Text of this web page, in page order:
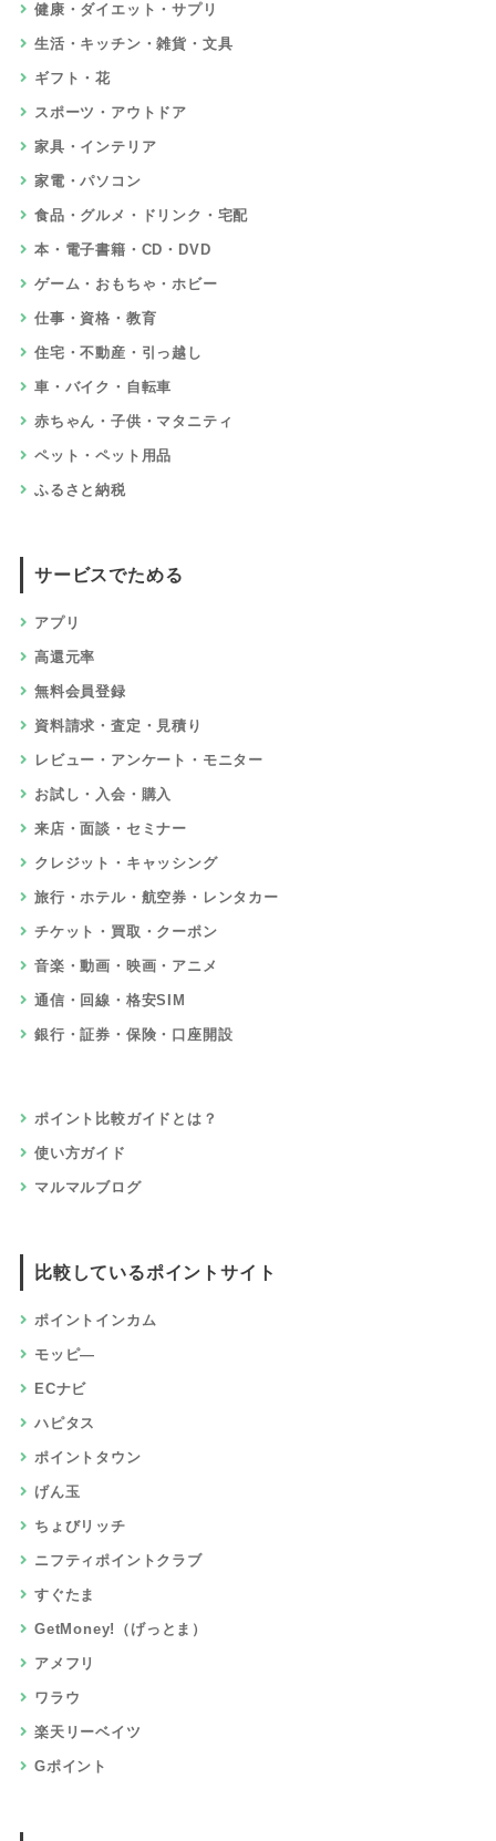
健康・ダイエット・サプリ
生活・キッチン・雑貨・文具
ギフト・花
スポーツ・アウトドア
家具・インテリア
家電・パソコン
食品・グルメ・ドリンク・宅配
本・電子書籍・CD・DVD
ゲーム・おもちゃ・ホビー
仕事・資格・教育
住宅・不動産・引っ越し
車・バイク・自転車
赤ちゃん・子供・マタニティ
ペット・ペット用品
ふるさと納税
サービスでためる
アプリ
高還元率
無料会員登録
資料請求・査定・見積り
レビュー・アンケート・モニター
お試し・入会・購入
来店・面談・セミナー
クレジット・キャッシング
旅行・ホテル・航空券・レンタカー
チケット・買取・クーポン
音楽・動画・映画・アニメ
通信・回線・格安SIM
銀行・証券・保険・口座開設
ポイント比較ガイドとは？
使い方ガイド
マルマルブログ
比較しているポイントサイト
ポイントインカム
モッピ―
ECナビ
ハピタス
ポイントタウン
げん玉
ちょびリッチ
ニフティポイントクラブ
すぐたま
GetMoney!（げっとま）
アメフリ
ワラウ
楽天リーベイツ
Gポイント